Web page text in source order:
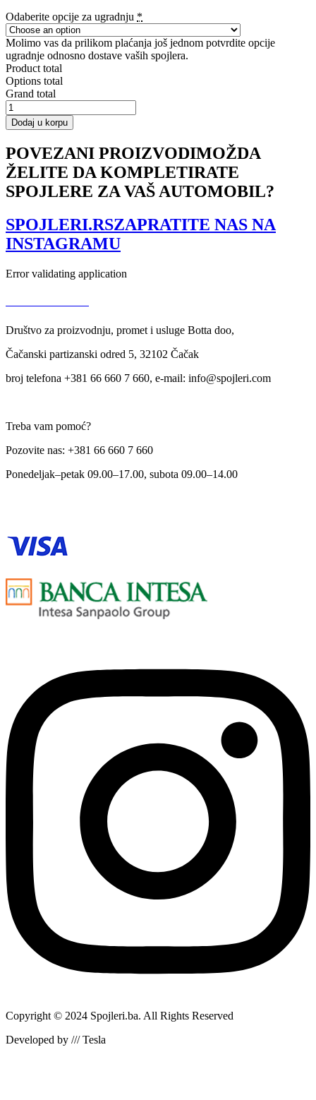
Odaberite opcije za ugradnju *
Molimo vas da prilikom plaćanja još jednom potvrdite opcije
ugradnje odnosno dostave vaših spojlera.
Product total
Options total
Grand total
Decorative
stripe
for
sticking
količina
Dodaj u korpu
POVEZANI PROIZVODIMOŽDA
ŽELITE DA KOMPLETIRATE
SPOJLERE ZA VAŠ AUTOMOBIL?
SPOJLERI.RSZAPRATITE NAS NA
INSTAGRAMU
Error validating application
Društvo za proizvodnju, promet i usluge Botta doo,
Čačanski partizanski odred 5, 32102 Čačak
broj telefona +381 66 660 7 660, e-mail: info@spojleri.com
Treba vam pomoć?
Pozovite nas: +381 66 660 7 660
Ponedeljak–petak 09.00–17.00, subota 09.00–14.00
Copyright © 2024 Spojleri.ba. All Rights Reserved
Developed by /// Tesla